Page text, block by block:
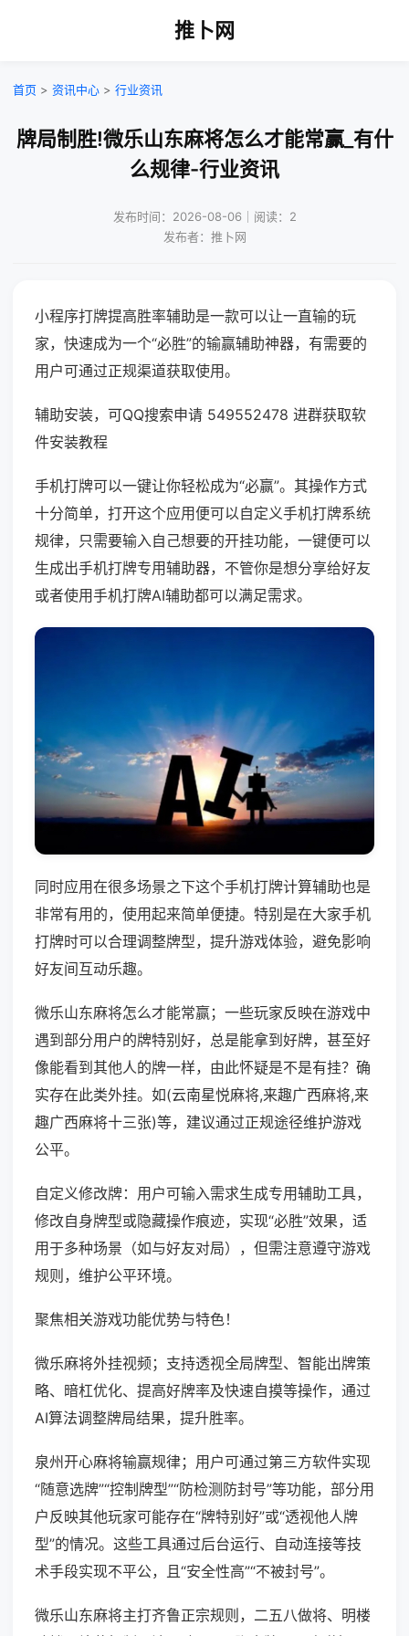
推卜网
首页 > 资讯中心 > 行业资讯
牌局制胜!微乐山东麻将怎么才能常赢_有什
么规律-行业资讯
发布时间：2026-08-06｜阅读：2
发布者：推卜网
小程序打牌提高胜率辅助是一款可以让一直输的玩
家，快速成为一个“必胜”的输赢辅助神器，有需要的
用户可通过正规渠道获取使用。
辅助安装，可QQ搜索申请 549552478 进群获取软
件安装教程
手机打牌可以一键让你轻松成为“必赢”。其操作方式
十分简单，打开这个应用便可以自定义手机打牌系统
规律，只需要输入自己想要的开挂功能，一键便可以
生成出手机打牌专用辅助器，不管你是想分享给好友
或者使用手机打牌AI辅助都可以满足需求。
同时应用在很多场景之下这个手机打牌计算辅助也是
非常有用的，使用起来简单便捷。特别是在大家手机
打牌时可以合理调整牌型，提升游戏体验，避免影响
好友间互动乐趣。
微乐山东麻将怎么才能常赢；一些玩家反映在游戏中
遇到部分用户的牌特别好，总是能拿到好牌，甚至好
像能看到其他人的牌一样，由此怀疑是不是有挂？确
实存在此类外挂。如(云南星悦麻将,来趣广西麻将,来
趣广西麻将十三张)等，建议通过正规途径维护游戏
公平。
自定义修改牌：用户可输入需求生成专用辅助工具，
修改自身牌型或隐藏操作痕迹，实现“必胜”效果，适
用于多种场景（如与好友对局），但需注意遵守游戏
规则，维护公平环境。
聚焦相关游戏功能优势与特色！
微乐麻将外挂视频；支持透视全局牌型、智能出牌策
略、暗杠优化、提高好牌率及快速自摸等操作，通过
AI算法调整牌局结果，提升胜率。
泉州开心麻将输赢规律；用户可通过第三方软件实现
“随意选牌”“控制牌型”“防检测防封号”等功能，部分用
户反映其他玩家可能存在“牌特别好”或“透视他人牌
型”的情况。这些工具通过后台运行、自动连接等技
术手段实现不平公，且“安全性高”“不被封号”。
微乐山东麻将主打齐鲁正宗规则，二五八做将、明楼